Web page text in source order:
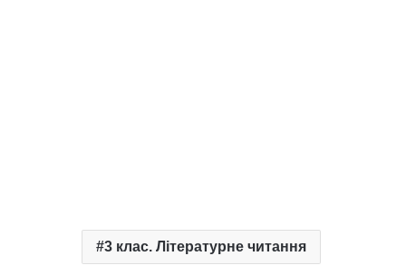
3 клас. Літературне читання